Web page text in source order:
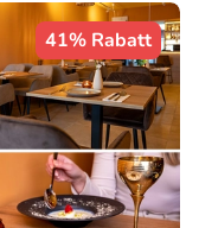
41% Rabatt